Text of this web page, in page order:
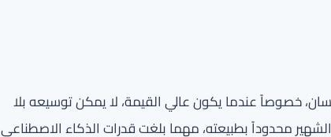
خصوصاً عندما يكون عالي القيمة، لا يمكن توسيعه بلا
محدوداً بطبيعته، مهما بلغت قدرات الذكاء الاصطناعي